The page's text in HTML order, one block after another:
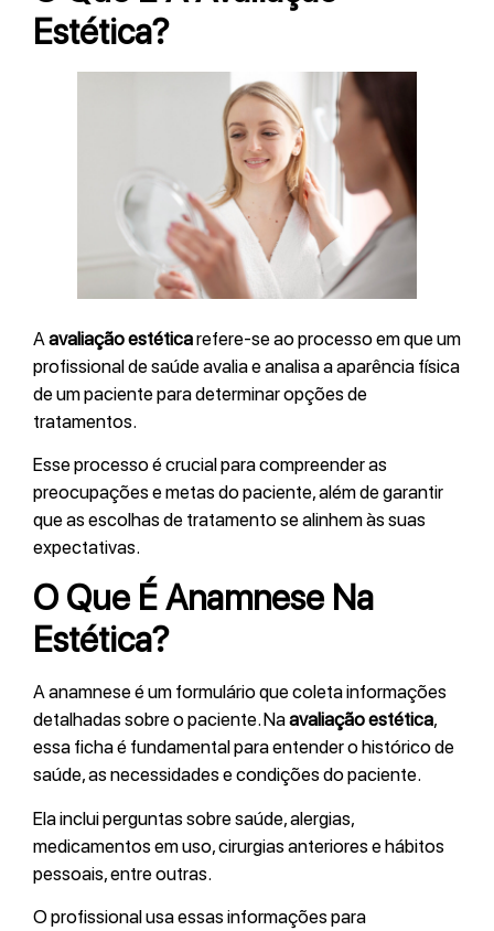
Estética?
A avaliação estéticarefere-se ao processo em que um
profissional de saúde avalia e analisa a aparência física
de um paciente para determinar opções de
tratamentos.
Esse processo é crucial para compreender as
preocupações e metas do paciente, além de garantir
que as escolhas de tratamento se alinhem às suas
expectativas.
O Que É Anamnese Na
Estética?
A anamnese é um formulário que coleta informações
detalhadas sobre o paciente. Naavaliação estética,
essa ficha é fundamental para entender o histórico de
saúde, as necessidades e condições do paciente.
Ela inclui perguntas sobre saúde, alergias,
medicamentos em uso, cirurgias anteriores e hábitos
pessoais, entre outras.
O profissional usa essas informações para